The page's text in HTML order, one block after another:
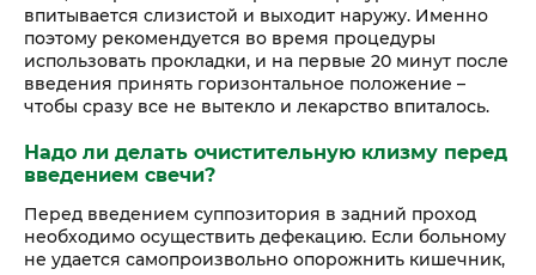
впитывается слизистой и выходит наружу. Именно
поэтому рекомендуется во время процедуры
использовать прокладки, и на первые 20 минут после
введения принять горизонтальное положение –
чтобы сразу все не вытекло и лекарство впиталось.
Надо ли делать очистительную клизму перед
введением свечи?
Перед введением суппозитория в задний проход
необходимо осуществить дефекацию. Если больному
не удается самопроизвольно опорожнить кишечник,